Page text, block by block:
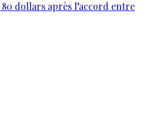
dollars après l’accord entre